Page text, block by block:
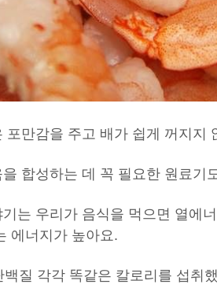
포만감을 주고 배가 쉽게 꺼지지
합성하는 데 꼭 필요한 원료기
는 우리가 음식을 먹으면 열에
에너지가 높아요.
질 각각 똑같은 칼로리를 섭취